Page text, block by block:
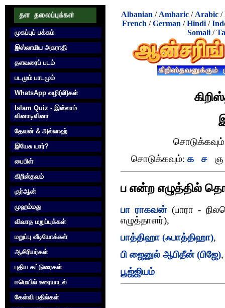
முகப்புப் பக்கம்
இஸ்லாமிய அகராதி
தளவரைப் படம்
படமும் பாடமும்
WhatsApp வழி(லி)கள்
Islam Quiz - இஸ்லாம்
வினாடிவினா
தேவன் & அல்லாஹ்
இயேசு யார்?
பைபிள்
கிறிஸ்தவம்
குர்‍ஆன்
முஹம்மது
விவாத மறுப்புக்கள்
மறுப்பு வீடியோக்கள்
ஆசிரியர்கள்
புதிய கட்டுரைகள்
ஈமெயில் உரையாடல்
கேள்வி பதில்கள்
Albanian / Amharic / Arabic /
French /German /Hindi /
Somali/
சொடுக்கவும்: க சஞ
ப என்ற எழுத்தில்
பா ராகவன்(பாரா -
எழுத்தாளர்),
பாத்திஹா (ஃபாத்திஹா),
பி ஜைனுல் ஆபிதீன் (பிஜே)
பூஜ்ஜியம்